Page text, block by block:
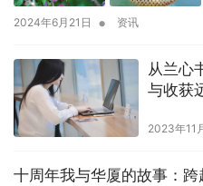
2024年6月21日 • 资讯
从兰心
与收获
2023年11
十周年我与华厦的故事：